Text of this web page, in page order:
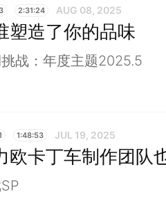
2:31:24 AUG 08, 2025
塑造了你的品味
战：年度主题2025.5
1:48:53 JUL 19, 2025
欧卡丁车制作团队